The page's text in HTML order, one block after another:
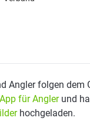
Angler folgen dem
für Anglerund
hochgeladen.